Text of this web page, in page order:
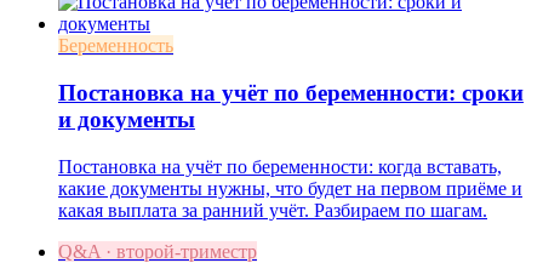
Беременность
Постановка на учёт по беременности: сроки
и документы
Постановка на учёт по беременности: когда вставать,
какие документы нужны, что будет на первом приёме и
какая выплата за ранний учёт. Разбираем по шагам.
Q&A · второй-триместр